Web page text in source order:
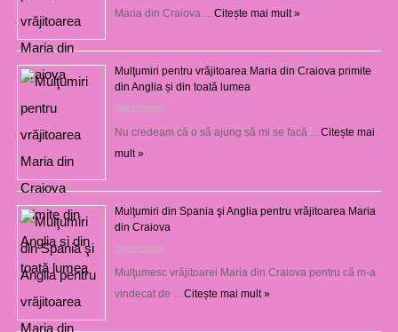
Maria din Craiova … Citește mai mult »
Mulţumiri pentru vrăjitoarea Maria din Craiova primite
din Anglia și din toată lumea
29/07/2026
Nu credeam că o să ajung să mi se facă … Citește mai
mult »
Mulţumiri din Spania şi Anglia pentru vrăjitoarea Maria
din Craiova
28/07/2026
Mulţumesc vrăjitoarei Maria din Craiova pentru că m-a
vindecat de … Citește mai mult »